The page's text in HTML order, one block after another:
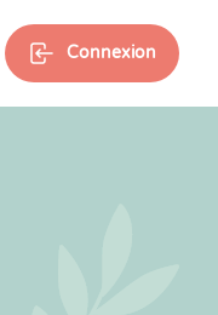
Connexion